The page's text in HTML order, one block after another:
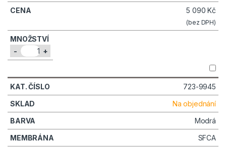
5 090Kč
(bez DPH)
- +
723-9945
Na objednání
Modrá
SFCA